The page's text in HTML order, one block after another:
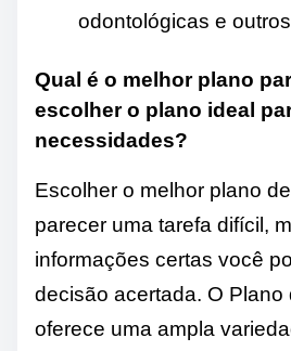
odontológicas e
Qual é o melhor plano
escolher o plano ideal
necessidades?
Escolher o melhor plano
parecer uma tarefa difícil,
informações certas você
decisão acertada. O Plano
oferece uma ampla